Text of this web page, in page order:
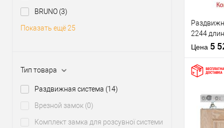
BRUNO (3)
Показать ещё 25
Тип товара
Раздвижная система (14)
Врезной замок (0)
Комплект замка для розсувної системи
Тип товара
Материал
системы
2244
весом до
Цена 5
клик